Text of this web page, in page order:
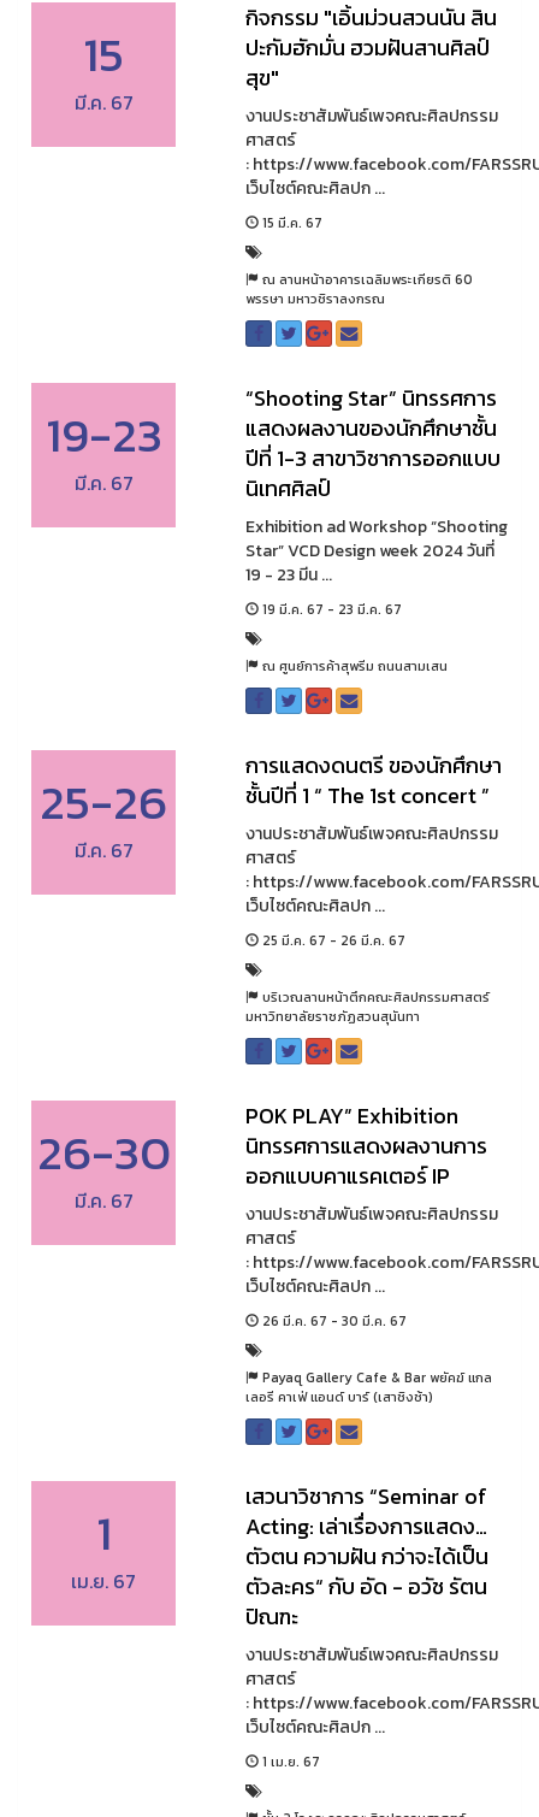
15
มี.ค. 67
กิจกรรม "เอิ้นม่วนสวนนัน สิน
ปะกัมฮักมั่น ฮวมฝันสานศิลป์
สุข"
งานประชาสัมพันธ์เพจคณะศิลปกรรม
ศาสตร์
: https://www.facebook.com/
เว็บไซต์คณะศิลปก ...
15 มี.ค. 67
ณ ลานหน้าอาคารเฉลิมพระเกียรติ 60
พรรษา มหาวชิราลงกรณ
19-23
มี.ค. 67
“Shooting Star” นิทรรศการ
แสดงผลงานของนักศึกษาชั้น
ปีที่ 1-3 สาขาวิชาการออกแบบ
นิเทศศิลป์
Exhibition ad Workshop “Shooting
Star” VCD Design week 2024 วันที่
19 - 23 มีน ...
19 มี.ค. 67 - 23 มี.ค. 67
ณ ศูนย์การค้าสุพรีม ถนนสามเสน
25-26
มี.ค. 67
การแสดงดนตรี ของนักศึกษา
ชั้นปีที่ 1 “ The 1st concert ”
งานประชาสัมพันธ์เพจคณะศิลปกรรม
ศาสตร์
: https://www.facebook.com/
เว็บไซต์คณะศิลปก ...
25 มี.ค. 67 - 26 มี.ค. 67
บริเวณลานหน้าตึกคณะศิลปกรรมศาสตร์
มหาวิทยาลัยราชภัฏสวนสุนันทา
26-30
มี.ค. 67
POK PLAY” Exhibition
นิทรรศการแสดงผลงานการ
ออกแบบคาแรคเตอร์ IP
งานประชาสัมพันธ์เพจคณะศิลปกรรม
ศาสตร์
: https://www.facebook.com/
เว็บไซต์คณะศิลปก ...
26 มี.ค. 67 - 30 มี.ค. 67
Payaq Gallery Cafe & Bar พยัคฆ์ แกล
เลอรี คาเฟ่ แอนด์ บาร์ (เสาชิงช้า)
1
เม.ย. 67
เสวนาวิชาการ “Seminar of
Acting: เล่าเรื่องการแสดง…
ตัวตน ความฝัน กว่าจะได้เป็น
ตัวละคร“ กับ อัด - อวัช รัตน
ปิณฑะ
งานประชาสัมพันธ์เพจคณะศิลปกรรม
ศาสตร์
: https://www.facebook.com/
เว็บไซต์คณะศิลปก ...
1 เม.ย. 67